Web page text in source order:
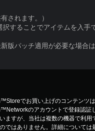
されます。）
することでアイテムを入手
版パッチ適用が必要な場合
でお買い上げのコンテンツ
のアカウントで登録認証
ますが、当社は複数の機器で利用
ではありません。詳細については